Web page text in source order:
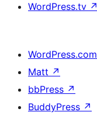
WordPress.tv ↗
WordPress.com
Matt ↗
bbPress ↗
BuddyPress ↗